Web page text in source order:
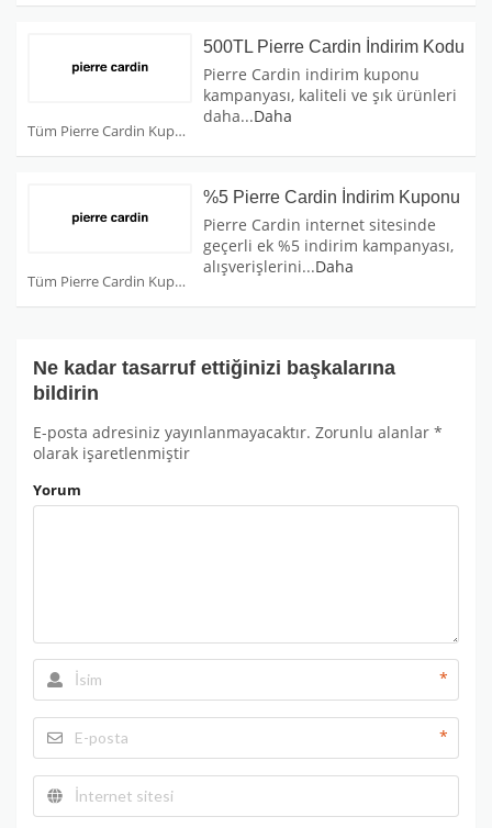
Tüm Pierre Cardin Kuponları
500TL Pierre Cardin İndirim Kodu
Pierre Cardin indirim kuponu
kampanyası, kaliteli ve şık ürünleri
daha...Daha
Tüm Pierre Cardin Kuponları
%5 Pierre Cardin İndirim Kuponu
Pierre Cardin internet sitesinde
geçerli ek %5 indirim kampanyası,
alışverişlerini...Daha
Ne kadar tasarruf ettiğinizi başkalarına
bildirin
E-posta adresiniz yayınlanmayacaktır. Zorunlu alanlar *
olarak işaretlenmiştir
Yorum
*
*